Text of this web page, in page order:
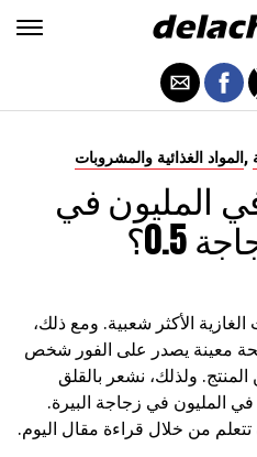
المواد الغذائية والمشروبات ,
المليون في
0.5؟
الأكثر شعبية. ومع ذلك،
معينة يصدر على الفور شخص
ولذلك، نشعر بالقلق
المليون في زجاجة البيرة.
من خلال قراءة مقال اليوم.